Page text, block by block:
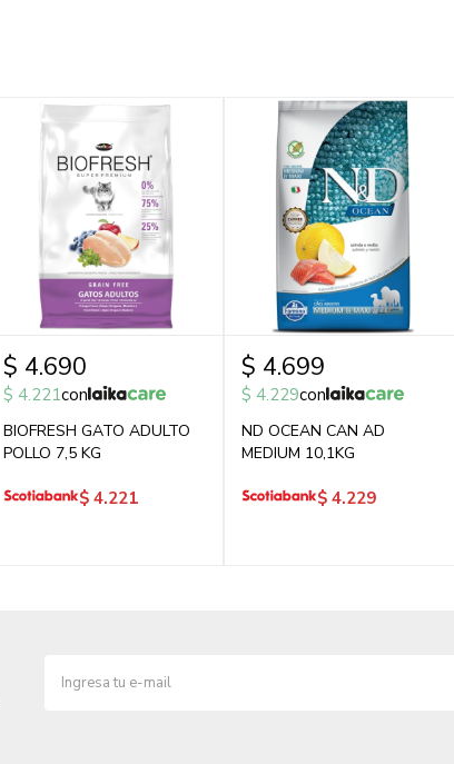
$ 4.690
$ 4.221con
BIOFRESH GATO ADULTO
POLLO 7,5 KG
$ 4.221
$ 4.699
$ 4.229con
ND OCEAN CAN AD
MEDIUM 10,1KG
$ 4.229